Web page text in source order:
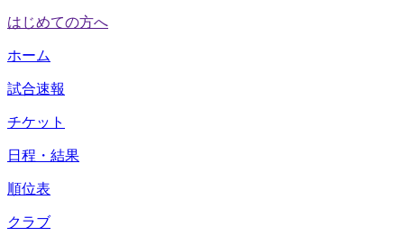
はじめての方へ
ホーム
試合速報
チケット
日程・結果
順位表
クラブ